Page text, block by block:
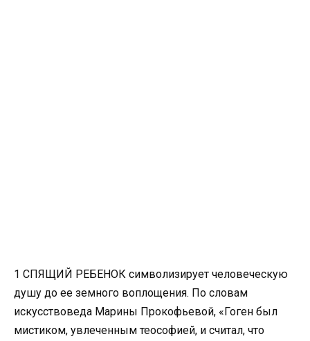
1 СПЯЩИЙ РЕБЕНОК символизирует человеческую
душу до ее земного воплощения. По словам
искусствоведа Марины Прокофьевой, «Гоген был
мистиком, увлеченным теософией, и считал, что